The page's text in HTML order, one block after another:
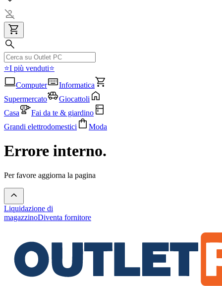
⭐I più venduti⭐
Computer
Informatica
Supermercato
Giocattoli
Casa
Fai da te & giardino
Grandi elettrodomestici
Moda
Errore interno.
Per favore aggiorna la pagina
Liquidazione di
magazzinoDiventa fornitore